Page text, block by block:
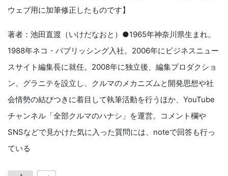
ウェブ用に加筆修正したものです】
著者：池田直渡（いけだなおと）●1965年神奈川県生まれ。
1988年ネコ・パブリッシング入社。2006年にビジネスニュー
スサイト編集長に就任。2008年に独立後、編集プロダクショ
ン、グラニテを設立し、クルマのメカニズムと開発思想や社
会情勢の結びつきに着目して執筆活動を行うほか、YouTube
チャンネル「全部クルマのハナシ」を運営。コメント欄や
SNSなどで見かけた気に入った質問には、noteで回答も行っ
ている